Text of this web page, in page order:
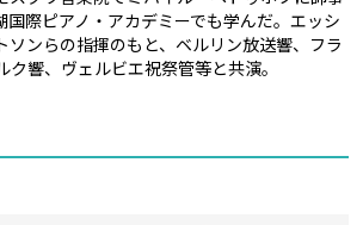
国際ピアノ・アカデミーでも学んだ。エッシ
ソンらの指揮のもと、ベルリン放送響、フラ
響、ヴェルビエ祝祭管等と共演。